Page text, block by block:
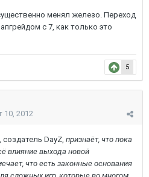
менял железо. Переход
с 7, как только это
5
10, 2012
DayZ, признаёт, что пока
влияние выхода новой
что есть законные основания